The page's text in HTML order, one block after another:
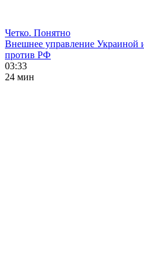
Четко. Понятно
Внешнее управление
против РФ
03:33
24 мин